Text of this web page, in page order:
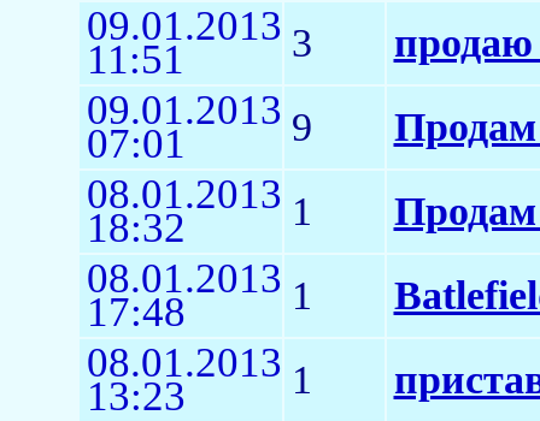
09.01.2013
11:51 3 продаю
09.01.2013
07:01 9
08.01.2013
18:32 1 Продам
08.01.2013
17:48 1
08.01.2013
13:23 1